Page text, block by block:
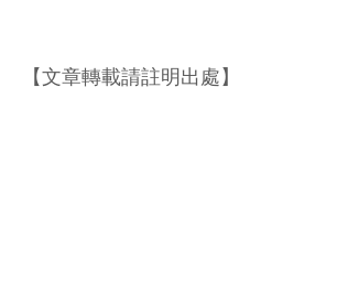
【文章轉載請註明出處】